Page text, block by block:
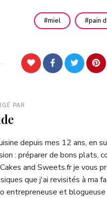
miel pain
PAR
depuis mes 12 ans, en
: préparer de bons plats,
and Sweets.fr je vous
que j'ai revisités à ma
entrepreneuse et